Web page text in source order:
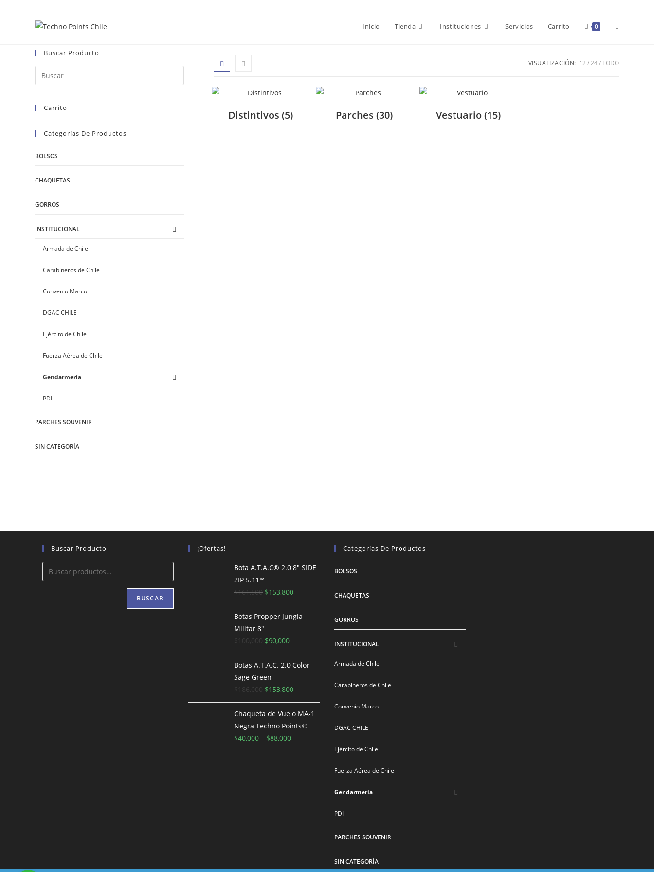
Inicio Tienda Instituciones Servicios Carrito 0 Alternar
búsqueda
VISUALIZACIÓN: 12 24 TODO
Distintivos(5) Parches(30) Vestuario(15)
Buscar Producto
Carrito
Categorías De Productos
BOLSOS
CHAQUETAS
GORROS
INSTITUCIONAL
Armada de Chile
Carabineros de Chile
Convenio Marco
DGAC CHILE
Ejército de Chile
Fuerza Aérea de Chile
Gendarmería
PDI
PARCHES SOUVENIR
SIN CATEGORÍA
Buscar Producto
BUSCAR
¡Ofertas!
Bota A.T.A.C® 2.0 8″ SIDE
ZIP 5.11™
$161,500 El
precio
original
$161,500.
$153,800El
precio
actual
Botas Propper Jungla
Militar 8"
$100,000 El
precio
original
era:
$100,000.
$90,000El
precio
actual
$90,000.
Botas A.T.A.C. 2.0 Color
Sage Green
$186,000 El
precio
original
era:
$186,000.
$153,800El
precio
actual
es:
Chaqueta de Vuelo MA-1
Negra Techno Points©
$40,000 – $88,000
Categorías De Productos
BOLSOS
CHAQUETAS
GORROS
INSTITUCIONAL
Armada de Chile
Carabineros de Chile
Convenio Marco
DGAC CHILE
Ejército de Chile
Fuerza Aérea de Chile
Gendarmería
PDI
PARCHES SOUVENIR
SIN CATEGORÍA